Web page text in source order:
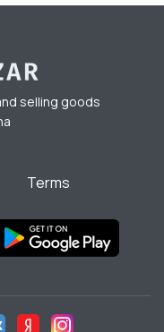
selling goods
Terms